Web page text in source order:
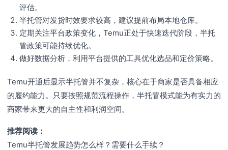
评估。
半托管对发货时效要求较高，建议提前布局本地仓库。
定期关注平台政策变化，Temu正处于快速迭代阶段，半托
管政策可能持续优化。
做好数据分析，利用平台提供的工具优化选品和定价策略。
Temu开通后显示半托管并不复杂，核心在于商家是否具备相应
的履约能力。只要按照规范流程操作，半托管模式能为有实力的
商家带来更大的自主性和利润空间。
推荐阅读：
Temu半托管发展趋势怎么样？需要什么手续？